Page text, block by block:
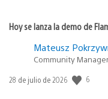
Hoy se lanza la demo de
Mateusz
Community
Fecha
28 de julio de 2026 6